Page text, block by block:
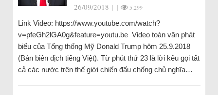
26/09/2018 | | 5.299
Link Video: https://www.youtube.com/watch?
v=pfeGh2lGA0g&feature=youtu.be Video toàn văn phát
biểu của Tổng thống Mỹ Donald Trump hôm 25.9.2018
(Bản biên dịch tiếng Việt). Từ phút thứ 23 là lời kêu gọi tất
cả các nước trên thế giới chiến đấu chống chủ nghĩa…